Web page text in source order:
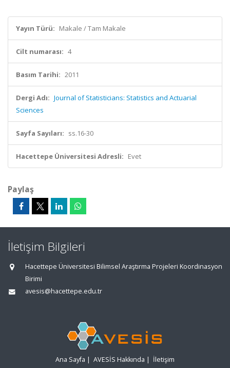
Yayın Türü: Makale / Tam Makale
Cilt numarası: 4
Basım Tarihi: 2011
Dergi Adı: Journal of Statisticians: Statistics and Actuarial
Sciences
Sayfa Sayıları: ss.16-30
Hacettepe Üniversitesi Adresli: Evet
Paylaş
İletişim Bilgileri
Hacettepe Üniversitesi Bilimsel Araştırma Projeleri Koordinasyon
Birimi
avesis@hacettepe.edu.tr
Ana Sayfa | AVESİS Hakkında | İletişim